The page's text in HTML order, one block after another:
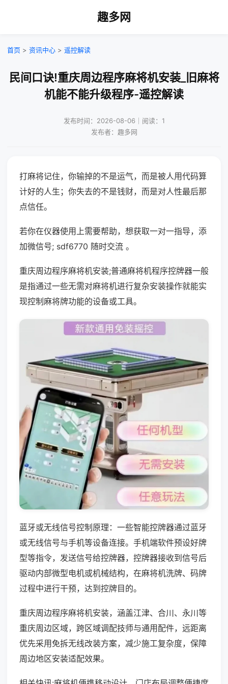
趣多网
首页 > 资讯中心 > 遥控解读
民间口诀!重庆周边程序麻将机安装_旧麻将
机能不能升级程序-遥控解读
发布时间：2026-08-06｜阅读：1
发布者：趣多网
打麻将记住，你输掉的不是运气，而是被人用代码算
计好的人生；你失去的不是钱财，而是对人性最后那
点信任。
若你在仪器使用上需要帮助，想获取一对一指导，添
加微信号; sdf6770 随时交流 。
重庆周边程序麻将机安装;普通麻将机程序控牌器一般
是指通过一些无需对麻将机进行复杂安装操作就能实
现控制麻将牌功能的设备或工具。
蓝牙或无线信号控制原理：一些智能控牌器通过蓝牙
或无线信号与手机等设备连接。手机端软件预设好牌
型等指令，发送信号给控牌器，控牌器接收到信号后
驱动内部微型电机或机械结构，在麻将机洗牌、码牌
过程中进行干预，达到控牌目的。
重庆周边程序麻将机安装，涵盖江津、合川、永川等
重庆周边区域，跨区域调配技师与通用配件，远距离
优先采用免拆无线改装方案，减少施工复杂度，保障
周边地区安装适配效果。